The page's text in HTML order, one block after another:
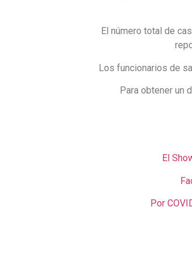
El número total de
Los funcionarios de
Para obtener un
El
Por